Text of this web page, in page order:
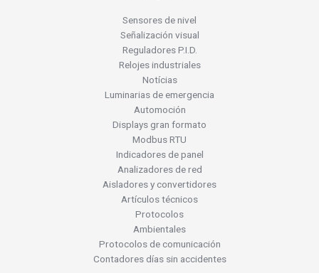
Sensores de nivel
Señalización visual
Reguladores P.I.D.
Relojes industriales
Notícias
Luminarias de emergencia
Automoción
Displays gran formato
Modbus RTU
Indicadores de panel
Analizadores de red
Aisladores y convertidores
Artículos técnicos
Protocolos
Ambientales
Protocolos de comunicación
Contadores días sin accidentes